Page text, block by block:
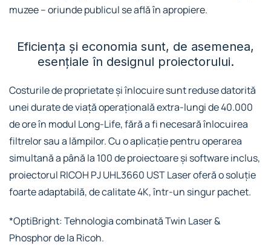
muzee – oriunde publicul se află în apropiere.
Eficiența și economia sunt, de asemenea,
esențiale în designul proiectorului.
Costurile de proprietate și înlocuire sunt reduse datorită
unei durate de viață operațională extra-lungi de 40.000
de ore în modul Long-Life, fără a fi necesară înlocuirea
filtrelor sau a lămpilor. Cu o aplicație pentru operarea
simultană a până la 100 de proiectoare și software inclus,
proiectorul RICOH PJ UHL3660 UST Laser oferă o soluție
foarte adaptabilă, de calitate 4K, într-un singur pachet.
*OptiBright: Tehnologia combinată Twin Laser &
Phosphor de la Ricoh.